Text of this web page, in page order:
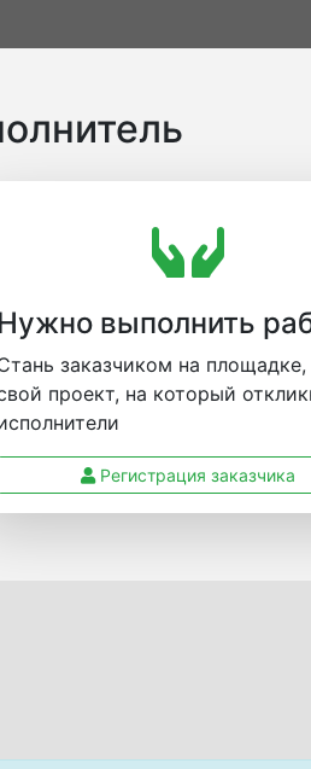
выполнить
заказчиком на площадке,
проект, на который
Регистрация заказчика